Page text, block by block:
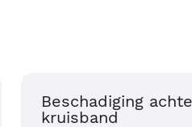
van de knie,
Beschadiging
kruisband